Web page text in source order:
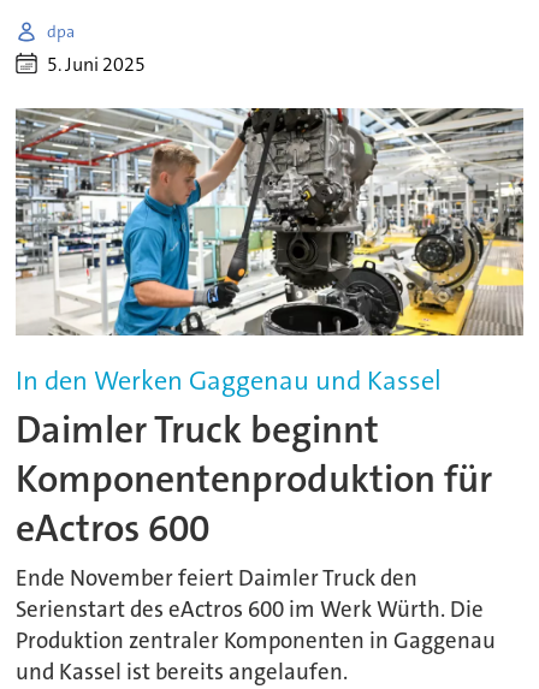
dpa
5. Juni 2025
In den Werken Gaggenau und Kassel
Daimler Truck beginnt
Komponentenproduktion für
eActros 600
Ende November feiert Daimler Truck den
Serienstart des eActros 600 im Werk Würth. Die
Produktion zentraler Komponenten in Gaggenau
und Kassel ist bereits angelaufen.